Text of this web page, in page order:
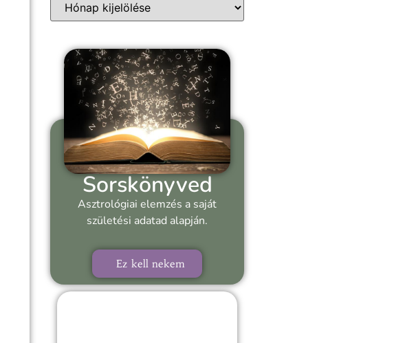
Sorskönyved
Asztrológiai elemzés a saját
születési adatad alapján.
Ez kell nekem